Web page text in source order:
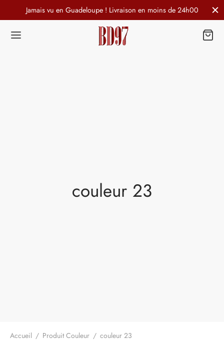
Jamais vu en Guadeloupe ! Livraison en moins de 24h00
couleur 23
Accueil / Produit Couleur / couleur 23